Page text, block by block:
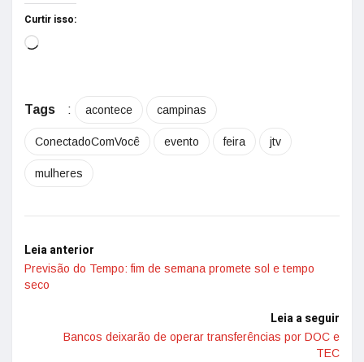
Curtir isso:
Tags : acontece campinas
ConectadoComVocê evento feira jtv
mulheres
Leia anterior
Previsão do Tempo: fim de semana promete sol e tempo
seco
Leia a seguir
Bancos deixarão de operar transferências por DOC e
TEC